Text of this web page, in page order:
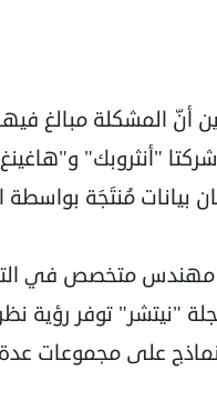
أنّ المشكلة مبالغ
"أنثروبك"
بيانات مُنتَجَة بواسطة
مهندس متخصص في
"نيتشر" توفر رؤية
على مجموعات